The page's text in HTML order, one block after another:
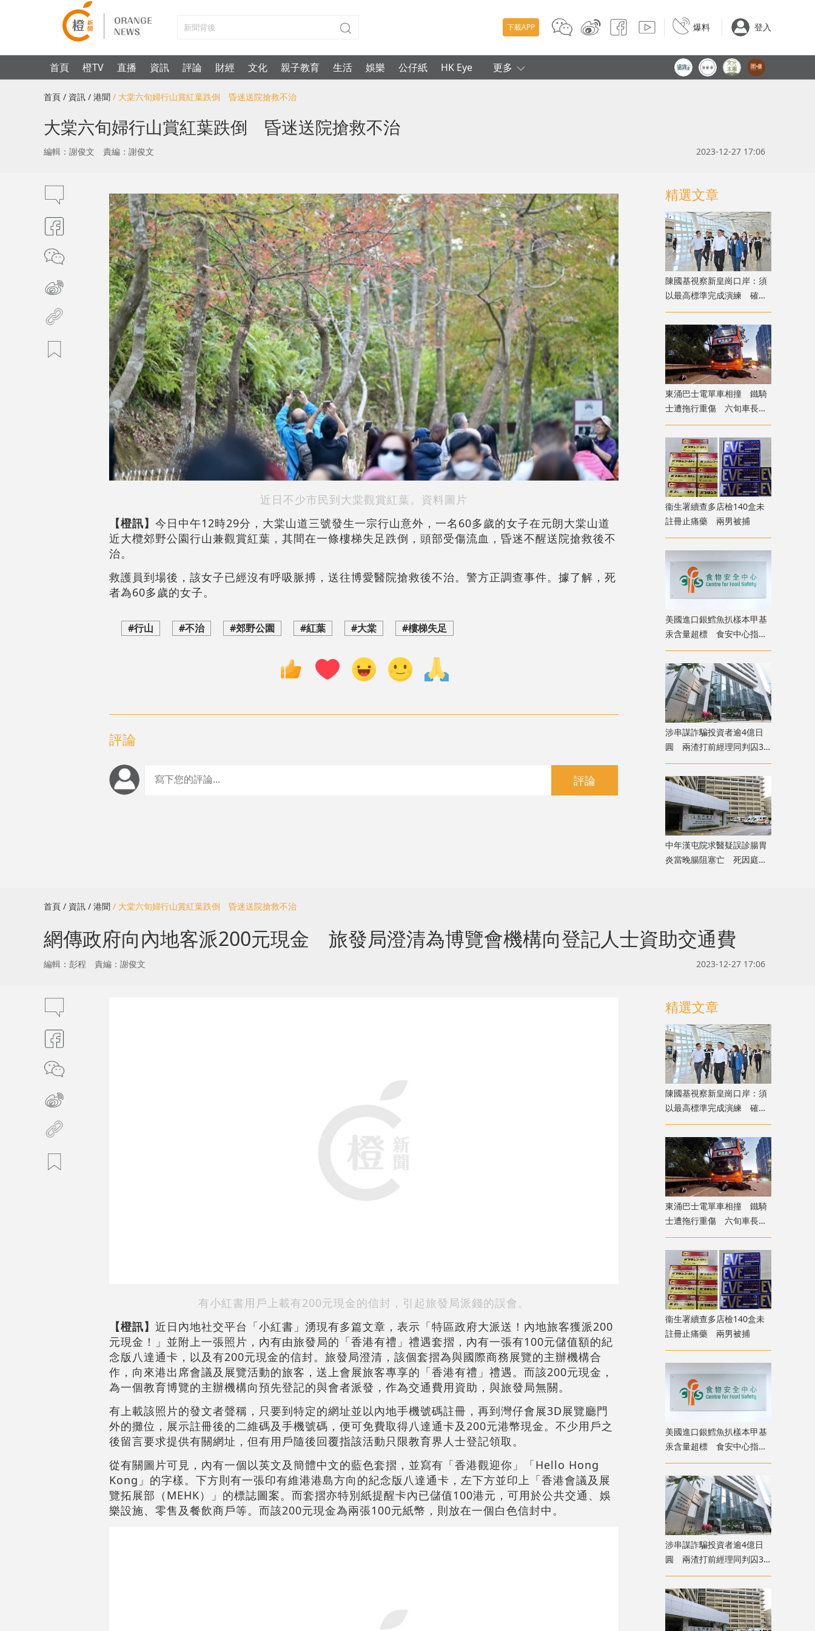
下載APP 爆料 登入
首頁 橙TV 直播 資訊 評論 財經 文化 親子教育 生活 娛樂 公仔紙 HK Eye 更多
首頁 / 資訊 / 港聞 / 大棠六旬婦行山賞紅葉跌倒 昏迷送院搶救不治
大棠六旬婦行山賞紅葉跌倒 昏迷送院搶救不治
編輯：謝俊文 責編：謝俊文 2023-12-27 17:06
近日不少市民到大棠觀賞紅葉。資料圖片
【橙訊】 今日中午12時29分，大棠山道三號發生一宗行山意外，一名60多歲的女子在元朗大棠山道
近大欖郊野公園行山兼觀賞紅葉，其間在一條樓梯失足跌倒，頭部受傷流血，昏迷不醒送院搶救後不
治。
救護員到場後，該女子已經沒有呼吸脈搏，送往博愛醫院搶救後不治。警方正調查事件。據了解，死
者為60多歲的女子。
#行山 #不治 #郊野公園 #紅葉 #大棠 #樓梯失足
評論
評論
精選文章
陳國基視察新皇崗口岸：須
以最高標準完成演練 確保
通關萬無一失
東涌巴士電單車相撞 鐵騎
士遭拖行重傷 六旬車長涉
危駕被捕
衞生署續查多店檢140盒未
註冊止痛藥 兩男被捕
美國進口銀鱈魚扒樣本甲基
汞含量超標 食安中心指令
下架
涉串謀詐騙投資者逾4億日
圓 兩渣打前經理同判囚3
年
中年漢屯院求醫疑誤診腸胃
炎當晚腸阻塞亡 死因庭展
首頁 / 資訊 / 港聞 / 大棠六旬婦行山賞紅葉跌倒 昏迷送院搶救不治
網傳政府向內地客派200元現金 旅發局澄清為博覽會機構向登記人士資助交通費
編輯：彭程 責編：謝俊文 2023-12-27 17:06
有小紅書用戶上載有200元現金的信封，引起旅發局派錢的誤會。
【橙訊】 近日內地社交平台「小紅書」湧現有多篇文章，表示「特區政府大派送！內地旅客獲派200
元現金！」並附上一張照片，內有由旅發局的「香港有禮」禮遇套摺，內有一張有100元儲值額的紀
念版八達通卡，以及有200元現金的信封。旅發局澄清，該個套摺為與國際商務展覽的主辦機構合
作，向來港出席會議及展覽活動的旅客，送上會展旅客專享的「香港有禮」禮遇。而該200元現金，
為一個教育博覽的主辦機構向預先登記的與會者派發，作為交通費用資助，與旅發局無關。
有上載該照片的發文者聲稱，只要到特定的網址並以內地手機號碼註冊，再到灣仔會展3D展覽廳門
外的攤位，展示註冊後的二維碼及手機號碼，便可免費取得八達通卡及200元港幣現金。不少用戶之
後留言要求提供有關網址，但有用戶隨後回覆指該活動只限教育界人士登記領取。
從有關圖片可見，內有一個以英文及簡體中文的藍色套摺，並寫有「香港觀迎你」「Hello Hong
Kong」的字樣。下方則有一張印有維港港島方向的紀念版八達通卡，左下方並印上「香港會議及展
覽拓展部（MEHK）」的標誌圖案。而套摺亦特別紙提醒卡內已儲值100港元，可用於公共交通、娛
樂設施、零售及餐飲商戶等。而該200元現金為兩張100元紙幣，則放在一個白色信封中。
精選文章
陳國基視察新皇崗口岸：須
以最高標準完成演練 確保
通關萬無一失
東涌巴士電單車相撞 鐵騎
士遭拖行重傷 六旬車長涉
危駕被捕
衞生署續查多店檢140盒未
註冊止痛藥 兩男被捕
美國進口銀鱈魚扒樣本甲基
汞含量超標 食安中心指令
下架
涉串謀詐騙投資者逾4億日
圓 兩渣打前經理同判囚3
年